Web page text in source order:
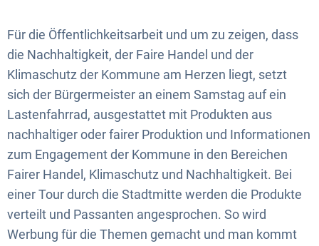
Für die Öffentlichkeitsarbeit und um zu zeigen, dass
die Nachhaltigkeit, der Faire Handel und der
Klimaschutz der Kommune am Herzen liegt, setzt
sich der Bürgermeister an einem Samstag auf ein
Lastenfahrrad, ausgestattet mit Produkten aus
nachhaltiger oder fairer Produktion und Informationen
zum Engagement der Kommune in den Bereichen
Fairer Handel, Klimaschutz und Nachhaltigkeit. Bei
einer Tour durch die Stadtmitte werden die Produkte
verteilt und Passanten angesprochen. So wird
Werbung für die Themen gemacht und man kommt